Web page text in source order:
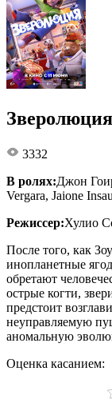
3332
В ролях:Джон
Vergara, Jaione
Режиссер:Хулио
После того, как
инопланетные
обретают
острые когти,
предстоит
неуправляемую
аномальную
Оценка касанием: